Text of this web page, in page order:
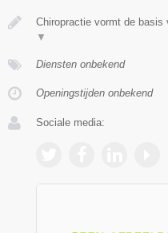
Chiropractie vormt de
▼
Diensten onbekend
Openingstijden onbekend
Sociale media: